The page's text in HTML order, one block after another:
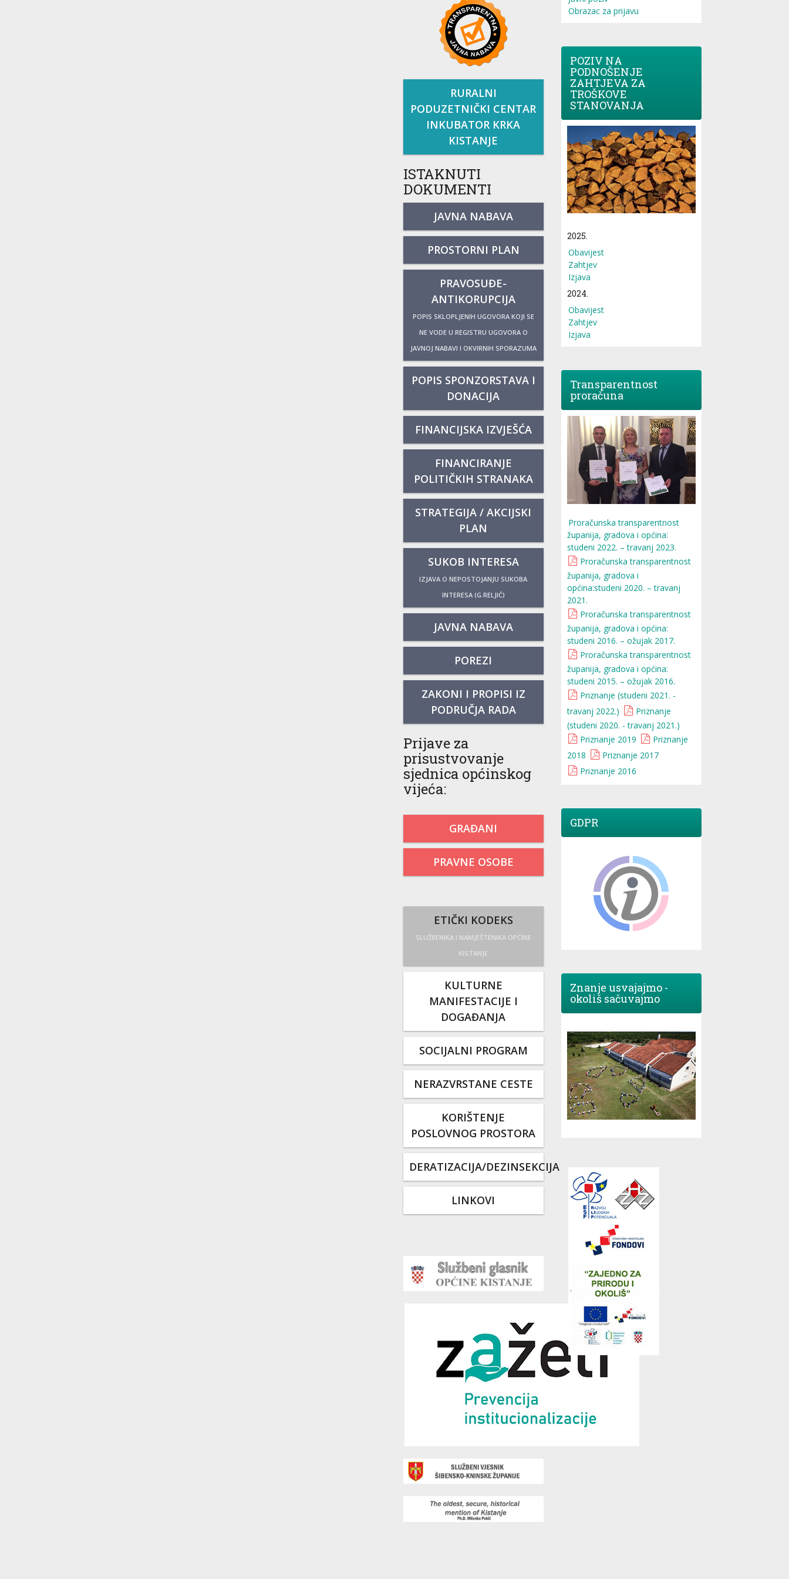
RURALNI
PODUZETNIČKI CENTAR
INKUBATOR KRKA
KISTANJE
ISTAKNUTI
DOKUMENTI
JAVNA NABAVA
PROSTORNI PLAN
PRAVOSUĐE-
ANTIKORUPCIJA
POPIS SKLOPLJENIH UGOVORA KOJI SE
NE VODE U REGISTRU UGOVORA O
JAVNOJ NABAVI I OKVIRNIH SPORAZUMA
POPIS SPONZORSTAVA I
DONACIJA
FINANCIJSKA IZVJEŠĆA
FINANCIRANJE
POLITIČKIH STRANAKA
STRATEGIJA / AKCIJSKI
PLAN
SUKOB INTERESA
IZJAVA O NEPOSTOJANJU SUKOBA
INTERESA (G.RELJIĆ)
JAVNA NABAVA
POREZI
ZAKONI I PROPISI IZ
PODRUČJA RADA
Prijave za
prisustvovanje
sjednica općinskog
vijeća:
GRAĐANI
PRAVNE OSOBE
ETIČKI KODEKS
SLUŽBENIKA I NAMJEŠTENIKA OPĆINE
KISTANJE
KULTURNE
MANIFESTACIJE I
DOGAĐANJA
SOCIJALNI PROGRAM
NERAZVRSTANE CESTE
KORIŠTENJE
POSLOVNOG PROSTORA
DERATIZACIJA/DEZINSEKCIJA
LINKOVI
Obrazac za prijavu
POZIV NA
PODNOŠENJE
ZAHTJEVA ZA
TROŠKOVE
STANOVANJA
2025.
Obavijest
Zahtjev
Izjava
2024.
Obavijest
Zahtjev
Izjava
Transparentnost
proračuna
Proračunska transparentnost
županija, gradova i općina:
studeni 2022. – travanj 2023.
Proračunska transparentnost
županija, gradova i
općina:studeni 2020. – travanj
2021.
Proračunska transparentnost
županija, gradova i općina:
studeni 2016. – ožujak 2017.
Proračunska transparentnost
županija, gradova i općina:
studeni 2015. – ožujak 2016.
Priznanje (studeni 2021. -
travanj 2022.)
Priznanje
(studeni 2020. - travanj 2021.)
Priznanje 2019
Priznanje
2018
Priznanje 2017
Priznanje 2016
GDPR
Znanje usvajajmo -
okoliš sačuvajmo